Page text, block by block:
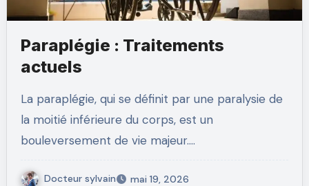
Paraplégie : Traitements
actuels
La paraplégie, qui se définit par une paralysie de
la moitié inférieure du corps, est un
bouleversement de vie majeur.…
Docteur sylvain mai 19, 2026